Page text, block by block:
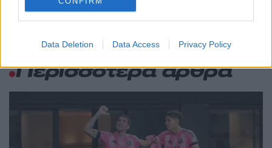
Data Deletion Data Access Privacy Policy
Αθλητικά:
Περισσότερα άρθρα